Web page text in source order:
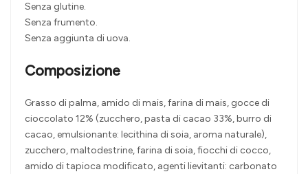
Senza glutine.
Senza frumento.
Senza aggiunta di uova.
Composizione
Grasso di palma, amido di mais, farina di mais, gocce di
cioccolato 12% (zucchero, pasta di cacao 33%, burro di
cacao, emulsionante: lecithina di soia, aroma naturale),
zucchero, maltodestrine, farina di soia, fiocchi di cocco,
amido di tapioca modificato, agenti lievitanti: carbonato